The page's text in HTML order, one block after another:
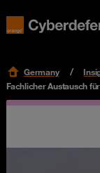
Germany
Fachlicher Austausch